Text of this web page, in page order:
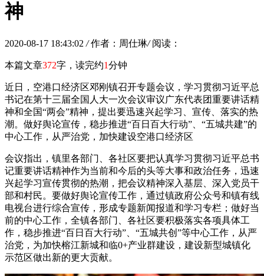
神
2020-08-17 18:43:02 / 作者：周仕琳/ 阅读：
本篇文章372字，读完约1分钟
近日，空港口经济区邓刚镇召开专题会议，学习贯彻习近平总
书记在第十三届全国人大一次会议审议广东代表团重要讲话精
神和全国“两会”精神，提出要迅速兴起学习、宣传、落实的热
潮。做好舆论宣传，稳步推进“百日百大行动”、“五城共建”的
中心工作，从严治党，加快建设空港口经济区
会议指出，镇里各部门、各社区要把认真学习贯彻习近平总书
记重要讲话精神作为当前和今后的头等大事和政治任务，迅速
兴起学习宣传贯彻的热潮，把会议精神深入基层、深入党员干
部和村民。要做好舆论宣传工作，通过镇政府公众号和镇有线
电视台进行综合宣传，形成专题新闻报道和学习专栏；做好当
前的中心工作，全镇各部门、各社区要积极落实各项具体工
作，稳步推进“百日百大行动”、“五城共创”等中心工作，从严
治党，为加快榕江新城和临0+产业群建设，建设新型城镇化
示范区做出新的更大贡献。